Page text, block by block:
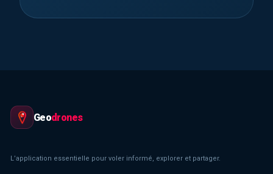
Geodrones
L’application essentielle pour voler informé, explorer et partager.